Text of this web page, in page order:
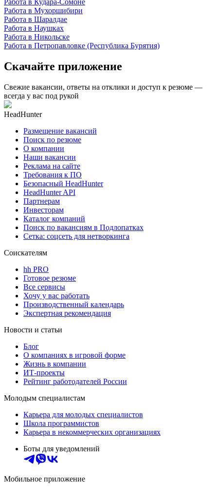
Работа в Кудара-Сомоне
Работа в Мухоршибири
Работа в Шаралдае
Работа в Наушках
Работа в Никольске
Работа в Петропавловке (Республика Бурятия)
Скачайте приложение
Свежие вакансии, ответы на отклики и доступ к резюме —
всегда у вас под рукой
HeadHunter
Размещение вакансий
Поиск по резюме
О компании
Наши вакансии
Реклама на сайте
Требования к ПО
Безопасный HeadHunter
HeadHunter API
Партнерам
Инвесторам
Каталог компаний
Поиск по вакансиям в Подлопатках
Сетка: соцсеть для нетворкинга
Соискателям
hh PRO
Готовое резюме
Все сервисы
Хочу у вас работать
Производственный календарь
Экспертная рекомендация
Новости и статьи
Блог
О компаниях в игровой форме
Жизнь в компании
ИТ-проекты
Рейтинг работодателей России
Молодым специалистам
Карьера для молодых специалистов
Школа программистов
Карьера в некоммерческих организациях
Боты для уведомлений
Мобильное приложение